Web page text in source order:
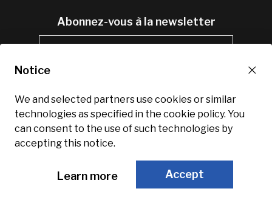
Abonnez-vous à la newsletter
2026.
Notice ×
We and selected partners use cookies or similar
technologies as specified in the cookie policy. You
can consent to the use of such technologies by
accepting this notice.
Learn more Accept